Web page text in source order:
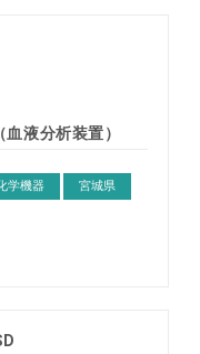
液分析装置）
学機器 宮城県